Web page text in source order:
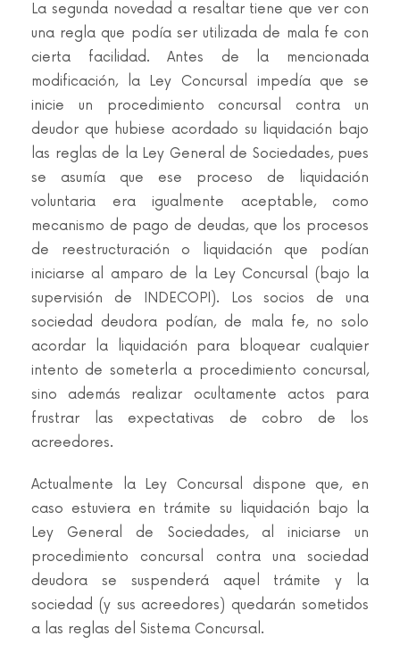
La segunda novedad a resaltar tiene que ver con
una regla que podía ser utilizada de mala fe con
cierta facilidad. Antes de la mencionada
modificación, la Ley Concursal impedía que se
inicie un procedimiento concursal contra un
deudor que hubiese acordado su liquidación bajo
las reglas de la Ley General de Sociedades, pues
se asumía que ese proceso de liquidación
voluntaria era igualmente aceptable, como
mecanismo de pago de deudas, que los procesos
de reestructuración o liquidación que podían
iniciarse al amparo de la Ley Concursal (bajo la
supervisión de INDECOPI). Los socios de una
sociedad deudora podían, de mala fe, no solo
acordar la liquidación para bloquear cualquier
intento de someterla a procedimiento concursal,
sino además realizar ocultamente actos para
frustrar las expectativas de cobro de los
acreedores.
Actualmente la Ley Concursal dispone que, en
caso estuviera en trámite su liquidación bajo la
Ley General de Sociedades, al iniciarse un
procedimiento concursal contra una sociedad
deudora se suspenderá aquel trámite y la
sociedad (y sus acreedores) quedarán sometidos
a las reglas del Sistema Concursal.